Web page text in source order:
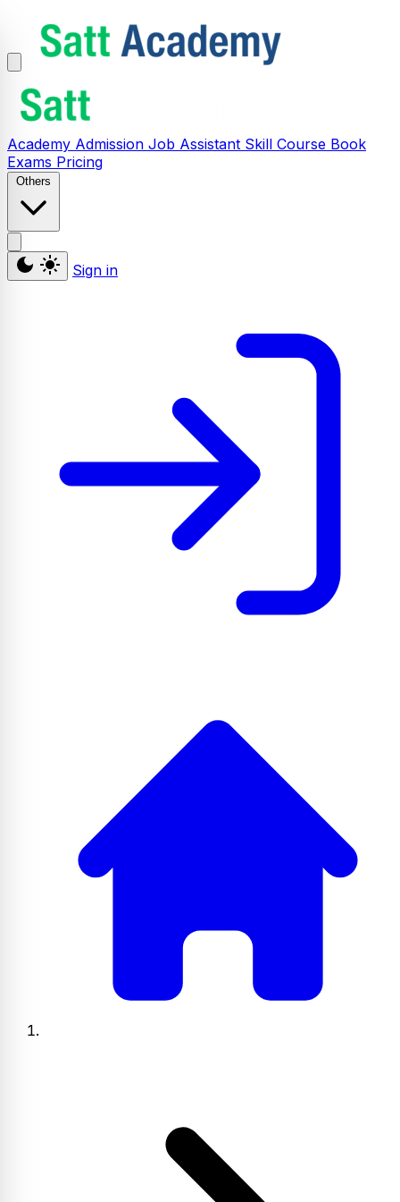
Academy Admission Job Assistant Skill Course Book
Exams Pricing
Others
Sign in